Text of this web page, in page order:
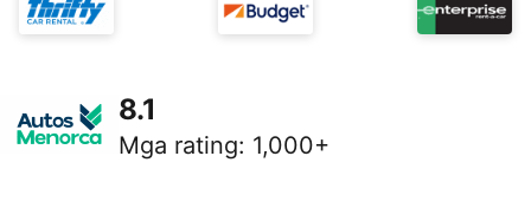
8.1
Mga rating: 1,000+